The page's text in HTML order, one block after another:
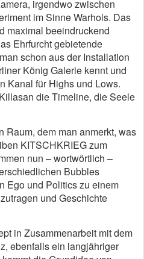
irgendwo zwischen
im Sinne Warhols. Das
maximal beeindruckend
Ehrfurcht gebietende
schon aus der Installation
König Galerie kennt und
Kanal für Highs und Lows.
die Timeline, die Seele
Raum, dem man anmerkt, was
KITSCHKRIEG zum
nun – wortwörtlich –
Bubbles
Ego und Politics zu einem
und Geschichte
in Zusammenarbeit mit dem
ebenfalls ein langjähriger